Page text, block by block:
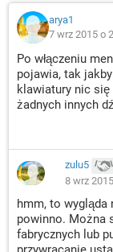
arya1
7 wrz 2015 o
Po włączeniu
pojawia, tak
klawiatury nic się
żadnych innych
zulu5
8 wrz
hmm, to
powinno. Można
fabrycznych lub